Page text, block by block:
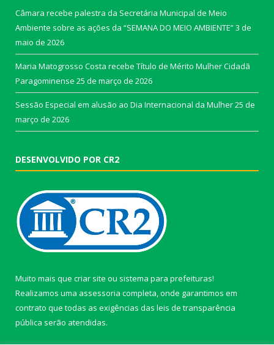
Câmara recebe palestra da Secretária Municipal de Meio
Ambiente sobre as ações da “SEMANA DO MEIO AMBIENTE”3 de
maio de 2026
Maria Matogrosso Costa recebe Título de Mérito Mulher Cidadã
Paragominense 25 de março de 2026
Sessão Especial em alusão ao Dia Internacional da Mulher25 de
março de 2026
DESENVOLVIDO POR CR2
Muito mais que criar site ou sistema para prefeituras!
Realizamos uma assessoria completa, onde garantimos em
contrato que todas as exigências das leis de transparência
pública serão atendidas.